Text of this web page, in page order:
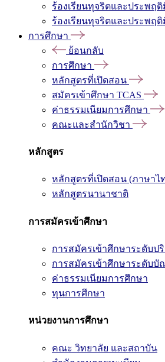
ร้องเรียนทุจริตและประพฤ
ร้องเรียนทุจริตและประพฤ
การศึกษา
ย้อนกลับ
การศึกษา
หลักสูตรที่เปิดสอน
สมัครเข้าศึกษา TCAS
ค่าธรรมเนียมการศึกษา
คณะและสำนักวิชา
หลักสูตร
หลักสูตรที่เปิดสอน (ภาษาไ
หลักสูตรนานาชาติ
การสมัครเข้าศึกษา
การสมัครเข้าศึกษาระดับ
การสมัครเข้าศึกษาระดับ
ค่าธรรมเนียมการศึกษา
ทุนการศึกษา
หน่วยงานการศึกษา
คณะ วิทยาลัย และสถาบัน